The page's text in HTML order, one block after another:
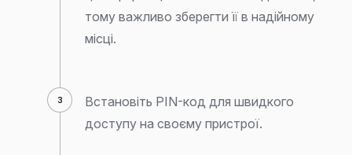
тому важливо зберегти її в надійному
місці.
Встановіть PIN-код для швидкого
доступу на своєму пристрої.